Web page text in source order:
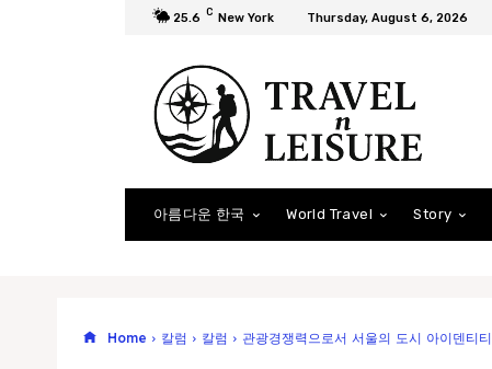
25.6 C New York Thursday, August 6, 2026
아름다운 한국 World Travel Story
Home 칼럼 칼럼 관광경쟁력으로서 서울의 도시 아이덴티티